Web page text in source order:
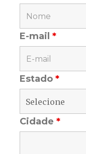
E-mail*
Estado*
Cidade*